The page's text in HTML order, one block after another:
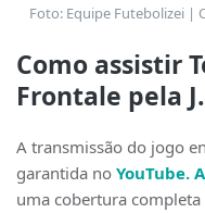
Foto: Equipe Futebolizei |
Como assistir
Frontale pela
A transmissão do jogo
garantida no YouTube.
uma cobertura